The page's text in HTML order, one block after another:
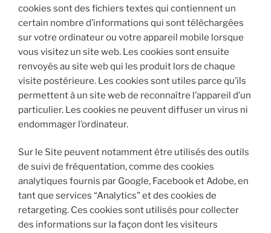
cookies sont des fichiers textes qui contiennent un
certain nombre d’informations qui sont téléchargées
sur votre ordinateur ou votre appareil mobile lorsque
vous visitez un site web. Les cookies sont ensuite
renvoyés au site web qui les produit lors de chaque
visite postérieure. Les cookies sont utiles parce qu’ils
permettent à un site web de reconnaître l’appareil d’un
particulier. Les cookies ne peuvent diffuser un virus ni
endommager l’ordinateur.
Sur le Site peuvent notamment être utilisés des outils
de suivi de fréquentation, comme des cookies
analytiques fournis par Google, Facebook et Adobe, en
tant que services “Analytics” et des cookies de
retargeting. Ces cookies sont utilisés pour collecter
des informations sur la façon dont les visiteurs